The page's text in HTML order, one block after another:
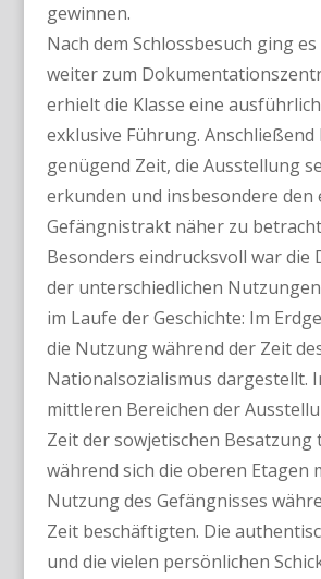
gewinnen.
Nach dem Schlossbesuch ging
weiter zum
erhielt die Klasse eine
exklusive Führung. Anschließend
genügend Zeit, die Ausstellung
erkunden und insbesondere den
Gefängnistrakt näher zu
Besonders eindrucksvoll war die
der unterschiedlichen
im Laufe der Geschichte: Im
die Nutzung während der Zeit
Nationalsozialismus dargestellt.
mittleren Bereichen der
Zeit der sowjetischen Besatzung
während sich die oberen Etagen
Nutzung des Gefängnisses
Zeit beschäftigten. Die
und die vielen persönlichen